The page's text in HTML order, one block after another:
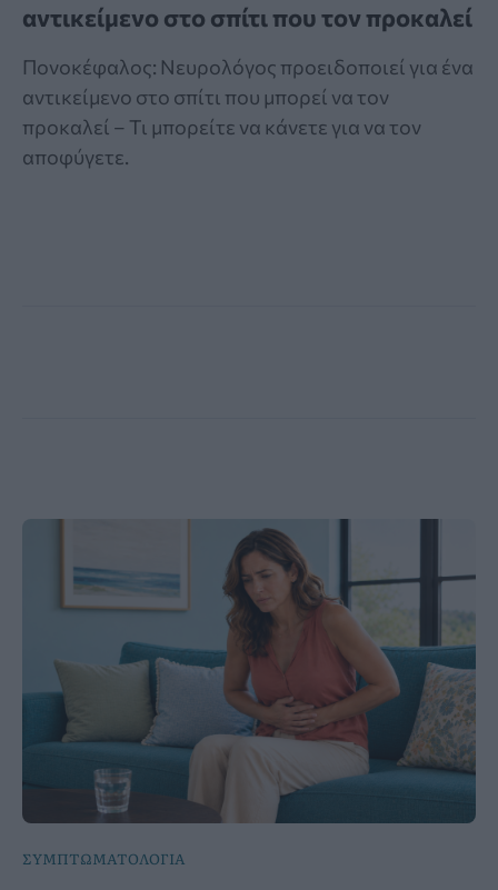
αντικείμενο στο σπίτι που τον προκαλεί
Πονοκέφαλος: Νευρολόγος προειδοποιεί για ένα
αντικείμενο στο σπίτι που μπορεί να τον
προκαλεί – Τι μπορείτε να κάνετε για να τον
αποφύγετε.
ΣΥΜΠΤΩΜΑΤΟΛΟΓΙΑ